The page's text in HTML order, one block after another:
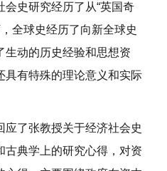
史研究经历了从“英国奇
全球史经历了向新全球史
生动的历史经验和思想资
具有特殊的理论意义和实际
了张教授关于经济社会史
古典学上的研究心得，对资